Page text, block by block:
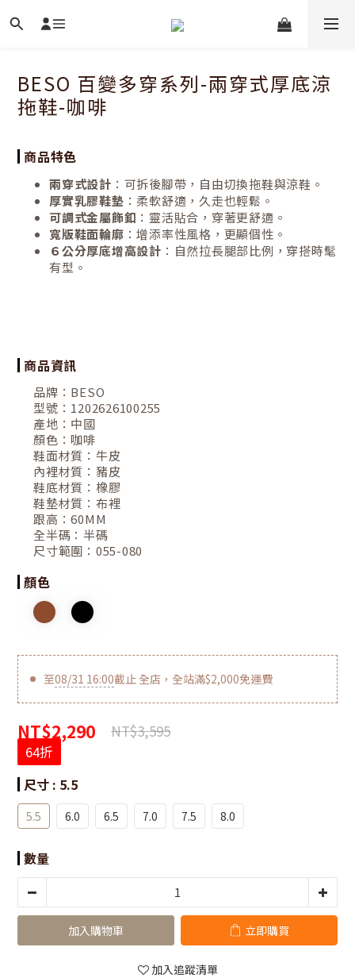
BESO 百變多穿系列-兩穿式厚底涼
拖鞋-咖啡
商品特色
兩穿式設計 ：可拆後腳帶，自由切換拖鞋與涼鞋。
厚實乳膠鞋墊 ：柔軟舒適，久走也輕鬆。
可調式金屬飾釦 ：靈活貼合，穿著更舒適。
寬版鞋面輪廓 ：增添率性風格，更顯個性。
６公分厚底增高設計 ：自然拉長腿部比例，穿搭時髦
有型。
商品資訊
品牌： BESO
型號： 1202626100255
產地： 中國
顏色：咖啡
鞋面材質： 牛皮
內裡材質： 豬皮
鞋底材質： 橡膠
鞋墊材質： 布裡
跟高：60MM
全半碼： 半碼
尺寸範圍： 055-080
顏色
至08/31 16:00截止 全店，全站滿$2,000免運費
NT$2,290 NT$3,595
64折
尺寸 : 5.5
5.5 6.0 6.5 7.0 7.5 8.0
數量
加入購物車 立即購買
加入追蹤清單